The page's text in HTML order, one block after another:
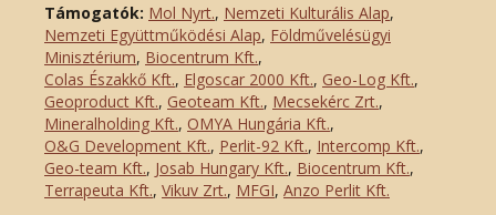
Támogatók: Mol Nyrt., Nemzeti Kulturális Alap,
Nemzeti Együttműködési Alap, Földművelésügyi
Minisztérium, Biocentrum Kft.,
Colas Északkő Kft., Elgoscar 2000 Kft., Geo-Log Kft.,
Geoproduct Kft., Geoteam Kft., Mecsekérc Zrt.,
Mineralholding Kft., OMYA Hungária Kft.,
O&G Development Kft., Perlit-92 Kft., Intercomp Kft.,
Geo-team Kft., Josab Hungary Kft., Biocentrum Kft.,
Terrapeuta Kft., Vikuv Zrt., MFGI, Anzo Perlit Kft.